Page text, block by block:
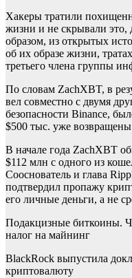
Хакеры тратили
жизни и не скрывали это,
образом, из открытых
об их образе жизни,
третьего члена группы
По словам ZachXBT, в
вел совместно с двумя
безопасности Binance,
$500 тыс. уже
В начале года ZachXBT
$112 млн с одного из
Сооснователь и глава
подтвердил пропажу
его личные деньги, а не
Подакцизные биткоины.
налог на майнинг
BlackRock выпустила
криптовалюту